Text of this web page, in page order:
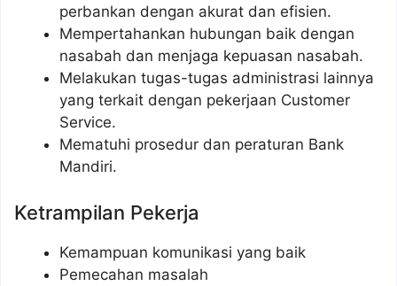
perbankan dengan akurat dan efisien.
Mempertahankan hubungan baik dengan
nasabah dan menjaga kepuasan nasabah.
Melakukan tugas-tugas administrasi lainnya
yang terkait dengan pekerjaan Customer
Service.
Mematuhi prosedur dan peraturan Bank
Mandiri.
Ketrampilan Pekerja
Kemampuan komunikasi yang baik
Pemecahan masalah